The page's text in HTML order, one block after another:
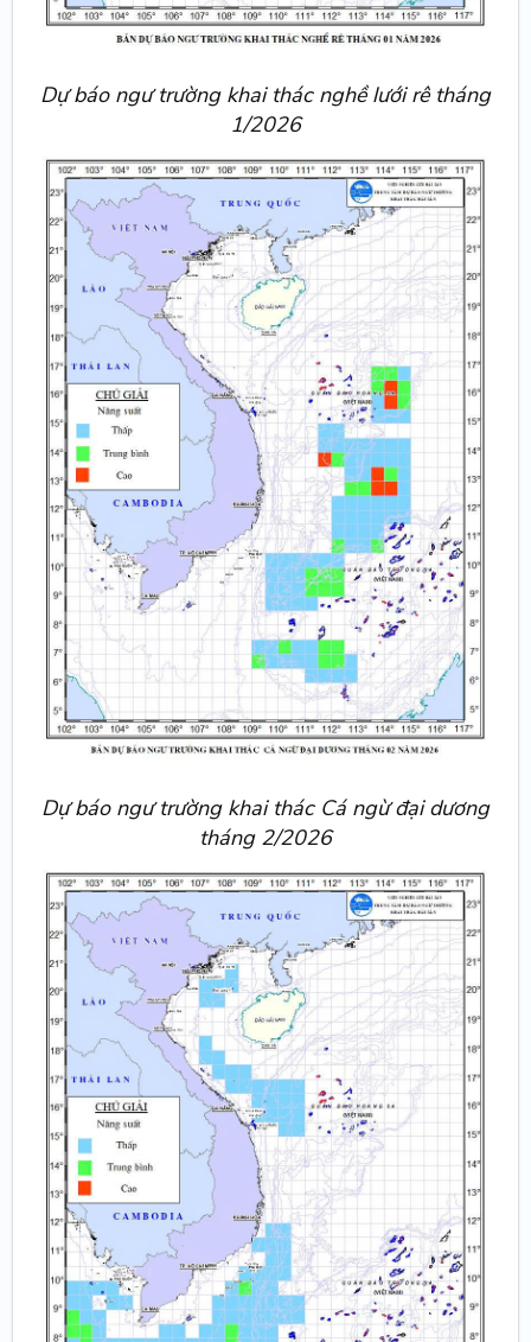
Dự báo ngư trường khai thác nghề lưới rê tháng
1/2026
Dự báo ngư trường khai thác Cá ngừ đại dương
tháng 2/2026